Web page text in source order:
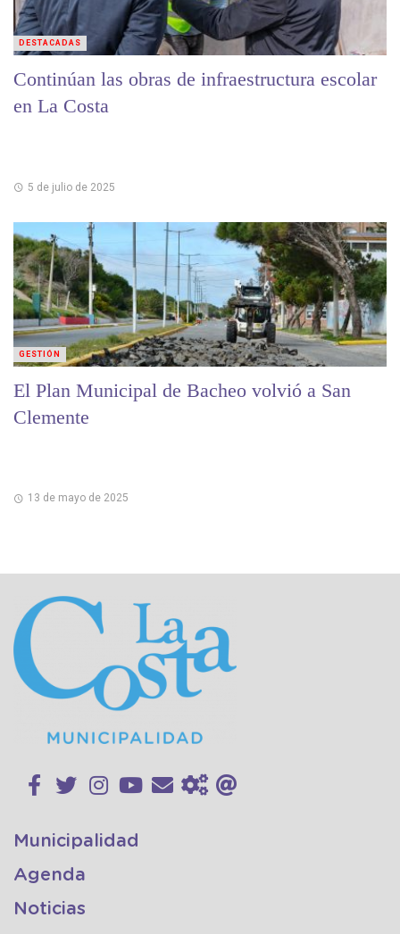
Continúan las obras de infraestructura escolar
en La Costa
5 de julio de 2025
DESTACADAS
El Plan Municipal de Bacheo volvió a San
Clemente
13 de mayo de 2025
GESTIÓN
Municipalidad
Agenda
Noticias